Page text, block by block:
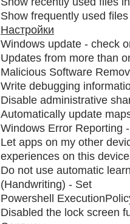
Show frequently used
Настройки
Windows update - check
Updates from more than
Malicious Software
Write debugging
Disable administrative
Automatically update
Windows Error Reporting
Let apps on my other
experiences on this
Do not use automatic
(Handwriting) - Set
Powershell
Disabled the lock screen